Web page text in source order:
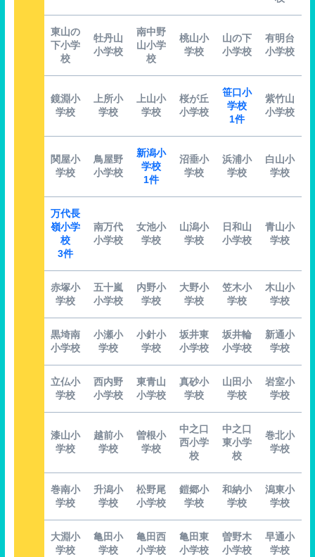
東山の
下小学
校
牡丹山
小学校
南中野
山小学
校
桃山小
学校
山の下
小学校
有明台
小学校
鏡淵小
学校
上所小
学校
上山小
学校
桜が丘
小学校
笹口小
学校
1件
紫竹山
小学校
関屋小
学校
鳥屋野
小学校
新潟小
学校
1件
沼垂小
学校
浜浦小
学校
白山小
学校
万代長
嶺小学
校
3件
南万代
小学校
女池小
学校
山潟小
学校
日和山
小学校
青山小
学校
赤塚小
学校
五十嵐
小学校
内野小
学校
大野小
学校
笠木小
学校
木山小
学校
黒埼南
小学校
小瀬小
学校
小針小
学校
坂井東
小学校
坂井輪
小学校
新通小
学校
立仏小
学校
西内野
小学校
東青山
小学校
真砂小
学校
山田小
学校
岩室小
学校
漆山小
学校
越前小
学校
曽根小
学校
中之口
西小学
校
中之口
東小学
校
巻北小
学校
巻南小
学校
升潟小
学校
松野尾
小学校
鎧郷小
学校
和納小
学校
潟東小
学校
大淵小
学校
亀田小
学校
亀田西
小学校
亀田東
小学校
曽野木
小学校
早通小
学校